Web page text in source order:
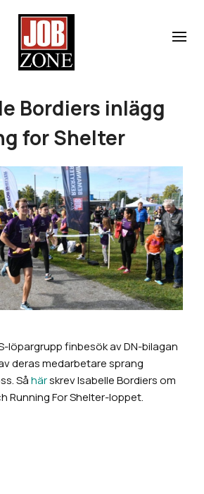
Bordiers inlägg
for Shelter
löpargrupp finbesök av DN-bilagan
deras medarbetare sprang
Såhärskrev Isabelle Bordiers om
Running For Shelter-loppet.